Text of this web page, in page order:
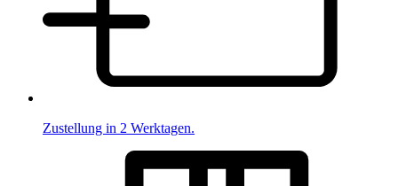
Zustellung in 2 Werktagen.